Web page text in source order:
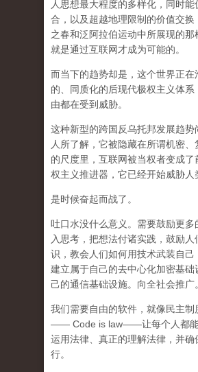
人思想最大程度的多样化，同时能
合，以及超越地理限制的价值交换
之春和泛阿拉伯运动中所展现的那
就是通过互联网才成为可能的。
而当下的趋势却是，这个世界正在
的、同质化的后现代极权主义体系
由都在受到威胁。
这种新型的跨国反乌托邦发展趋势
人所了解，它被隐藏在所谓机密
的尺度里，互联网被当权者变成了
权主义推进器，它已经开始威胁人
是时候奋起而战了。
吐口水没什么意义。需要鼓励更多
入思考，把想法付诸实践，鼓励人
识，教会人们如何用技术武装自己
建立属于自己的去中心化加密基础
己的通信基础设施。向全社会推广。
我们需要自由的软件，就像民主制
—— Code is law——让每个人都能
运用法律、真正的理解法律，并确
行。